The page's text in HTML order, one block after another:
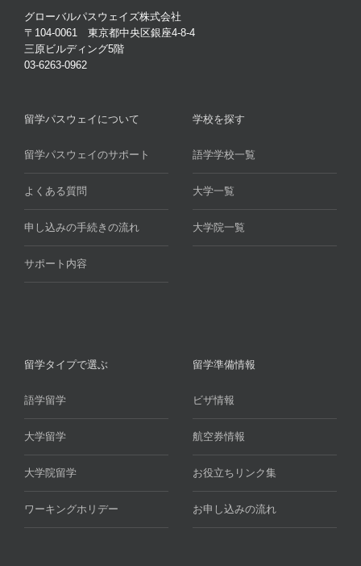
グローバルパスウェイズ株式会社
〒104-0061 東京都中央区銀座4-8-4
三原ビルディング5階
03-6263-0962
留学パスウェイについて
留学パスウェイのサポート
よくある質問
申し込みの手続きの流れ
サポート内容
学校を探す
語学学校一覧
大学一覧
大学院一覧
留学タイプで選ぶ
語学留学
大学留学
大学院留学
ワーキングホリデー
留学準備情報
ビザ情報
航空券情報
お役立ちリンク集
お申し込みの流れ